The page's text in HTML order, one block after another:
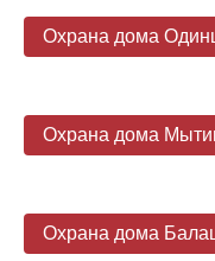
Охрана дома
Охрана дома
Охрана дома